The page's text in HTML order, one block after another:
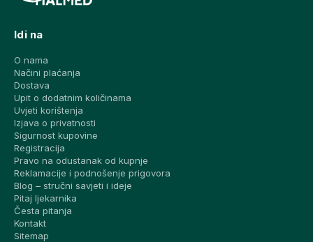
Idi na
O nama
Načini plaćanja
Dostava
Upit o dodatnim količinama
Uvjeti korištenja
Izjava o privatnosti
Sigurnost kupovine
Registracija
Pravo na odustanak od kupnje
Reklamacije i podnošenje prigovora
Blog – stručni savjeti i ideje
Pitaj ljekarnika
Česta pitanja
Kontakt
Sitemap